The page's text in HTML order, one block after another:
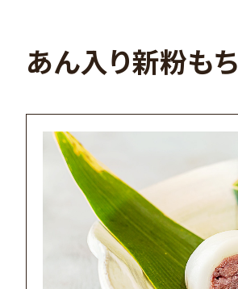
あん入り新粉もち